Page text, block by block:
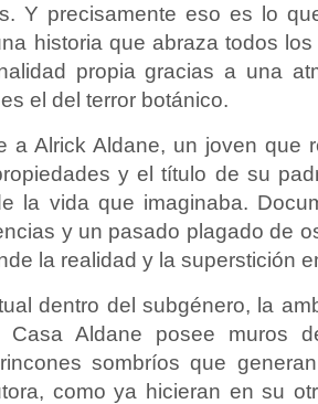
Y precisamente eso es lo
historia que abraza todos
propia gracias a una
el del terror botánico.
a Alrick Aldane, un joven que
y el título de su
la vida que imaginaba.
y un pasado plagado de
la realidad y la superstición
dentro del subgénero, la
Casa Aldane posee muros
sombríos que
como ya hicieran en su